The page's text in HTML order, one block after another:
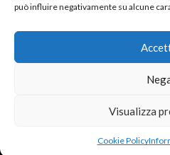
può influire negativamente su alcune
Visualizza
Cookie Policy
Shop
Copyright © 2022